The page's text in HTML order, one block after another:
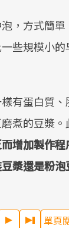
，方式簡
些規模小
有蛋白質
煮的豆漿
增加製作
漿還是粉
單頁